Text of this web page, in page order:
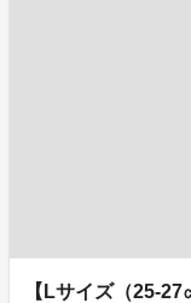
【Lサイズ（25-